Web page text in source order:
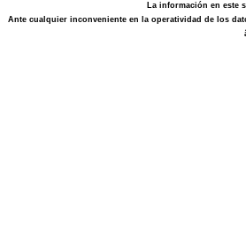
La información en este
Ante cualquier inconveniente en la operatividad de los